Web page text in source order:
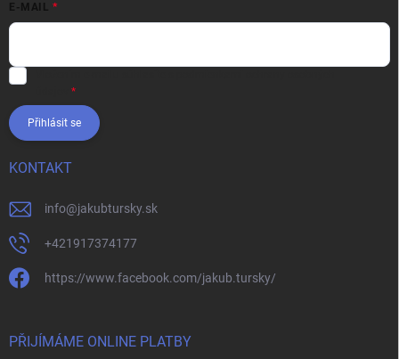
E-MAIL
Přihlásit se
KONTAKT
info@jakubtursky.sk
+421917374177
https://www.facebook.com/jakub.tursky/
PŘIJÍMÁME ONLINE PLATBY